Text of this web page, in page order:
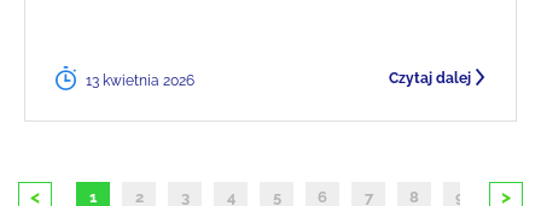
13 kwietnia 2026 Czytaj dalej
< 1 2 3 4 5 6 7 8 9 10
>